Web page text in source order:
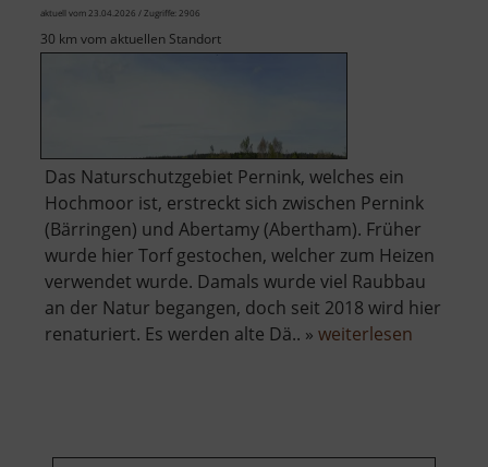
aktuell vom 23.04.2026 / Zugriffe: 2906
30 km vom aktuellen Standort
Das Naturschutzgebiet Pernink, welches ein
Hochmoor ist, erstreckt sich zwischen Pernink
(Bärringen) und Abertamy (Abertham). Früher
wurde hier Torf gestochen, welcher zum Heizen
verwendet wurde. Damals wurde viel Raubbau
an der Natur begangen, doch seit 2018 wird hier
renaturiert. Es werden alte Dä.. » weiterlesen